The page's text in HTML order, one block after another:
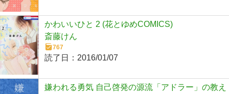
かわいいひと 2 (花とゆめCOMICS)
斎藤けん
767
読了日： 2016/01/07
嫌われる勇気 自己啓発の源流「アドラー」の教え